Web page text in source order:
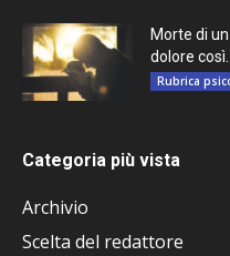
Morte di
dolore
Rubrica
Categoria più vista
Archivio
Scelta del redattore